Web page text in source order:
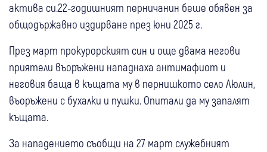
актива си.22-годишният перничанин беше обявен за
общодържавно издирване през юни 2025 г.
През март прокурорският син и още двама негови
приятели въоръжени нападнаха антимафиот и
неговия баща в къщата му в пернишкото село Люлин,
въоръжени с бухалки и пушки. Опитали да му запалят
къщата.
За нападението съобщи на 27 март служебният